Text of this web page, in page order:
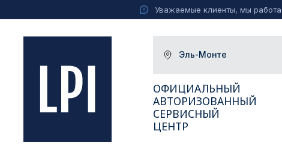
Уважаемые клиенты, мы
Эль-Монте
ОФИЦИАЛЬНЫЙ
АВТОРИЗОВАННЫЙ
СЕРВИСНЫЙ
ЦЕНТР